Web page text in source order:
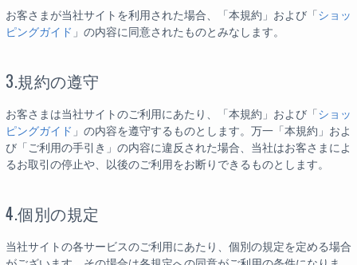
お客さまが当社サイトを利用された場合、「本規約」および「ショッ
ピングガイド 」の内容に同意されたものとみなします。
3.規約の遵守
お客さまは当社サイトのご利用にあたり、「本規約」および「ショッ
ピングガイド 」の内容を遵守するものとします。万一「本規約」およ
び「ご利用の手引き」の内容に違反された場合、当社はお客さまによ
るお取引の停止や、以後のご利用をお断りできるものとします。
4.個別の規定
当社サイトの各サービスのご利用にあたり、個別の規定を定める場合